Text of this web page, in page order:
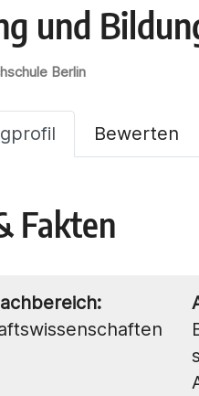
und
Berlin
Bewerten
Fakten